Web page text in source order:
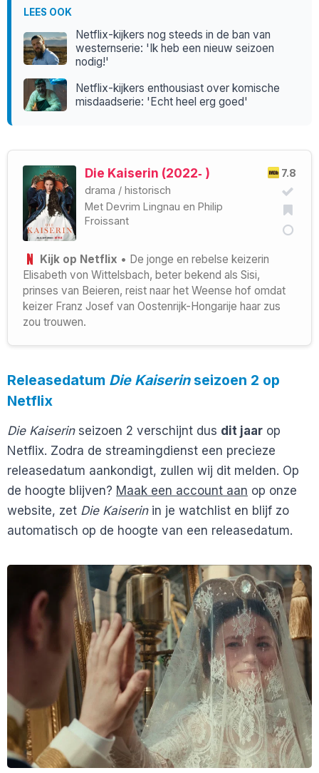
LEES OOK
Netflix-kijkers nog steeds in de ban van
westernserie: 'Ik heb een nieuw seizoen
nodig!'
Netflix-kijkers enthousiast over komische
misdaadserie: 'Echt heel erg goed'
7.8
Die Kaiserin (2022‑ )
drama / historisch
Met Devrim Lingnau en Philip
Froissant
Kijk op Netflix • De jonge en rebelse keizerin
Elisabeth von Wittelsbach, beter bekend als Sisi,
prinses van Beieren, reist naar het Weense hof omdat
keizer Franz Josef van Oostenrijk-Hongarije haar zus
zou trouwen.
Releasedatum Die Kaiserinseizoen 2 op
Netflix
Die Kaiserinseizoen 2 verschijnt dus dit jaar op
Netflix. Zodra de streamingdienst een precieze
releasedatum aankondigt, zullen wij dit melden. Op
de hoogte blijven? Maak een account aan op onze
website, zet Die Kaiserinin je watchlist en blijf zo
automatisch op de hoogte van een releasedatum.